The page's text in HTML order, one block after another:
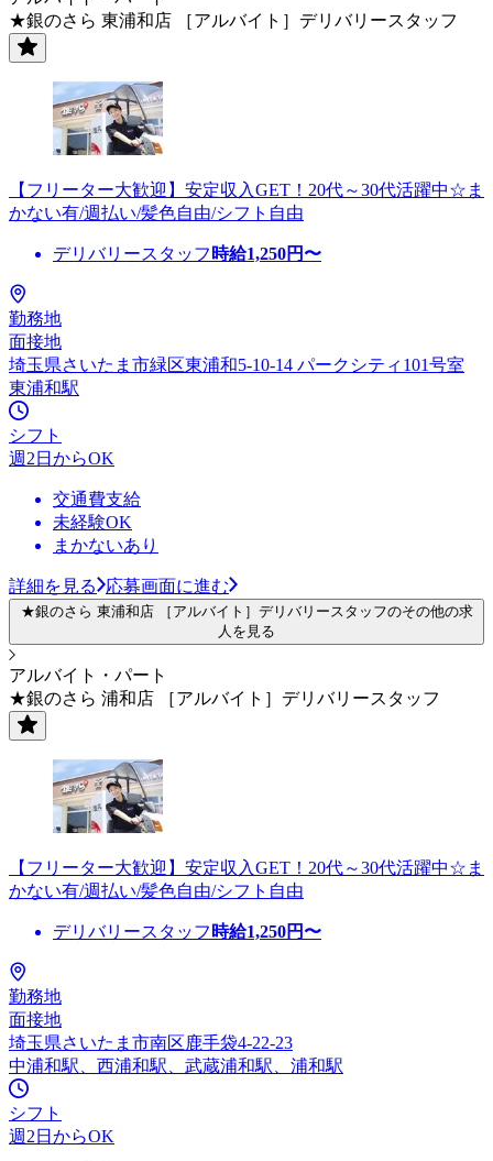
★銀のさら 東浦和店 ［アルバイト］デリバリースタッフ
【フリーター大歓迎】安定収入GET！20代～30代活躍中☆ま
かない有/週払い/髪色自由/シフト自由
デリバリースタッフ 時給1,250円〜
勤務地
面接地
埼玉県さいたま市緑区東浦和5-10-14 パークシティ101号室
東浦和駅
シフト
週2日からOK
交通費支給
未経験OK
まかないあり
詳細を見る 応募画面に進む
★銀のさら 東浦和店 ［アルバイト］デリバリースタッフのその他の求
人を見る
アルバイト・パート
★銀のさら 浦和店 ［アルバイト］デリバリースタッフ
【フリーター大歓迎】安定収入GET！20代～30代活躍中☆ま
かない有/週払い/髪色自由/シフト自由
デリバリースタッフ 時給1,250円〜
勤務地
面接地
埼玉県さいたま市南区鹿手袋4-22-23
中浦和駅、西浦和駅、武蔵浦和駅、浦和駅
シフト
週2日からOK